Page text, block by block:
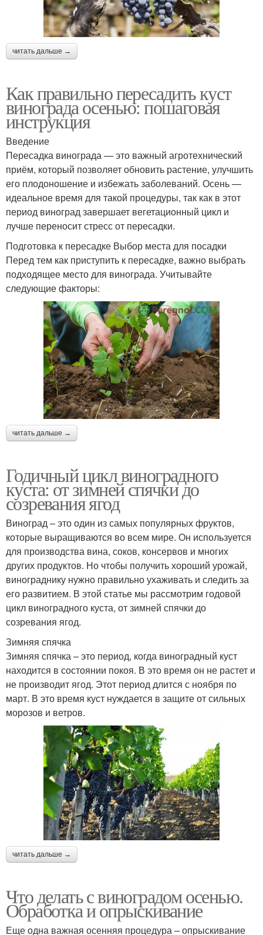
читать дальше →
Как правильно пересадить куст
винограда осенью: пошаговая
инструкция
Введение
Пересадка винограда — это важный агротехнический
приём, который позволяет обновить растение, улучшить
его плодоношение и избежать заболеваний. Осень —
идеальное время для такой процедуры, так как в этот
период виноград завершает вегетационный цикл и
лучше переносит стресс от пересадки.
Подготовка к пересадке Выбор места для посадки
Перед тем как приступить к пересадке, важно выбрать
подходящее место для винограда. Учитывайте
следующие факторы:
читать дальше →
Годичный цикл виноградного
куста: от зимней спячки до
созревания ягод
Виноград – это один из самых популярных фруктов,
которые выращиваются во всем мире. Он используется
для производства вина, соков, консервов и многих
других продуктов. Но чтобы получить хороший урожай,
винограднику нужно правильно ухаживать и следить за
его развитием. В этой статье мы рассмотрим годовой
цикл виноградного куста, от зимней спячки до
созревания ягод.
Зимняя спячка
Зимняя спячка – это период, когда виноградный куст
находится в состоянии покоя. В это время он не растет и
не производит ягод. Этот период длится с ноября по
март. В это время куст нуждается в защите от сильных
морозов и ветров.
читать дальше →
Что делать с виноградом осенью.
Обработка и опрыскивание
Еще одна важная осенняя процедура – опрыскивание